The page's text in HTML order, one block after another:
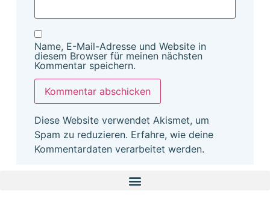
Name, E-Mail-Adresse und Website in
diesem Browser für meinen nächsten
Kommentar speichern.
Diese Website verwendet Akismet, um
Spam zu reduzieren. Erfahre, wie deine
Kommentardaten verarbeitet werden.